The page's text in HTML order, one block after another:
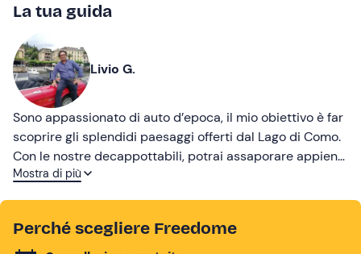
La tua guida
Livio G.
Sono appassionato di auto d’epoca, il mio obiettivo è far
scoprire gli splendidi paesaggi offerti dal Lago di Como.
Con le nostre decappottabili, potrai assaporare appieno
i luoghi magici di questo territorio e vivere un'esperienza
Mostra di più
Perché scegliere Freedome